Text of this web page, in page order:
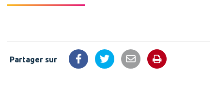
Partager sur Partager sur Facebook
Partager sur Twitter
Partager par email
Imprimer la